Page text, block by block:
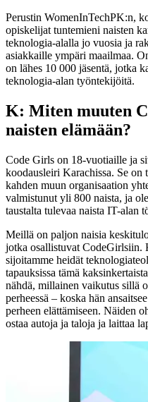
Perustin WomenInTechPK:n,
opiskelijat tuntemieni naisten
teknologia-alalla jo vuosia ja
asiakkaille ympäri maailmaa.
on lähes 10 000 jäsentä, jotka
teknologia-alan työntekijöitä.
K: Miten muuten
naisten elämään?
Code Girls on 18-vuotiaille ja
koodausleiri Karachissa. Se
kahden muun organisaation
valmistunut yli 800 naista, ja
taustalta tulevaa naista IT-alan
Meillä on paljon naisia
jotka osallistuvat CodeGirlsiin.
sijoitamme heidät
tapauksissa tämä
nähdä, millainen vaikutus sillä
perheessä – koska hän
perheen elättämiseen. Näiden
ostaa autoja ja taloja ja laittaa